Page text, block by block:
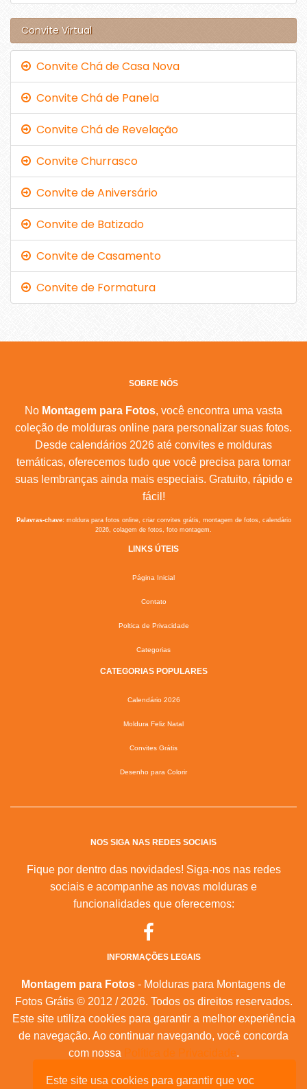
Este site usa cookies para garantir que voc
Convite Virtual
Convite Chá de Casa Nova
Convite Chá de Panela
Convite Chá de Revelação
Convite Churrasco
Convite de Aniversário
Convite de Batizado
Convite de Casamento
Convite de Formatura
SOBRE NÓS
No Montagem para Fotos, você encontra uma vasta
coleção de molduras online para personalizar suas fotos.
Desde calendários 2026 até convites e molduras
temáticas, oferecemos tudo que você precisa para tornar
suas lembranças ainda mais especiais. Gratuito, rápido e
fácil!
Palavras-chave:moldura para fotos online, criar convites grátis, montagem de fotos, calendário
2026, colagem de fotos, foto montagem.
LINKS ÚTEIS
Página Inicial
Contato
Poltica de Privacidade
Categorias
CATEGORIAS POPULARES
Calendário 2026
Moldura Feliz Natal
Convites Grátis
Desenho para Colorir
NOS SIGA NAS REDES SOCIAIS
Fique por dentro das novidades! Siga-nos nas redes
sociais e acompanhe as novas molduras e
funcionalidades que oferecemos:
INFORMAÇÕES LEGAIS
Montagem para Fotos - Molduras para Montagens de
Fotos Grátis © 2012 / 2026. Todos os direitos reservados.
Este site utiliza cookies para garantir a melhor experiência
de navegação. Ao continuar navegando, você concorda
com nossa Política de Privacidade.
Mapa do Site |Feeds RSS |Sobre Nós